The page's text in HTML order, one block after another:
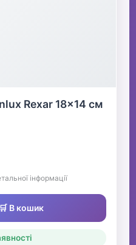
Rexar 18x14 см
інформації
🛒 В кошик